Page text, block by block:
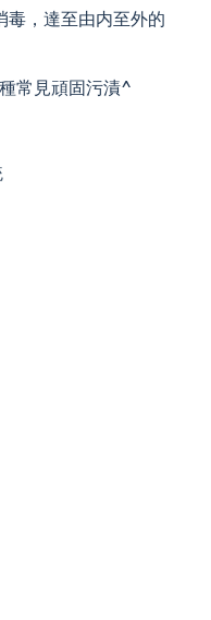
毒，達至由内至外的
常見頑固污漬^